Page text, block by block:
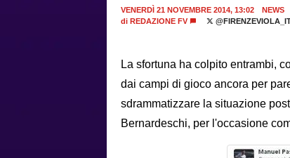
VENERDÌ 21 NOVEMBRE 2014, 13:02
NEWS
di REDAZIONE FV
La sfortuna ha colpito entrambi,
dai campi di gioco ancora per
sdrammatizzare la situazione
Bernardeschi, per l'occasione